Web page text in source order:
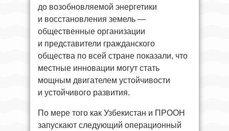
до возобновляемой энергетики
и восстановления земель —
общественные организации
и представители гражданского
общества по всей стране показали, что
местные инновации могут стать
мощным двигателем устойчивости
и устойчивого развития.
По мере того как Узбекистан и ПРООН
запускают следующий операционный